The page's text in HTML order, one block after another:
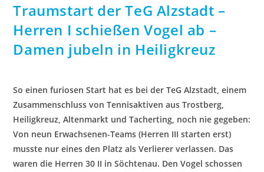
Traumstart der TeG Alzstadt –
Herren I schießen Vogel ab –
Damen jubeln in Heiligkreuz
So einen furiosen Start hat es bei der TeG Alzstadt, einem
Zusammenschluss von Tennisaktiven aus Trostberg,
Heiligkreuz, Altenmarkt und Tacherting, noch nie gegeben:
Von neun Erwachsenen-Teams (Herren III starten erst)
musste nur eines den Platz als Verlierer verlassen. Das
waren die Herren 30 II in Söchtenau. Den Vogel schossen